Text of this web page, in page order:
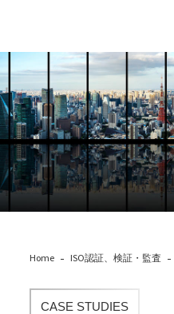
AdobeStock_216251374.jpeg
Home ISO認証、検証・監査
CASE STUDIES